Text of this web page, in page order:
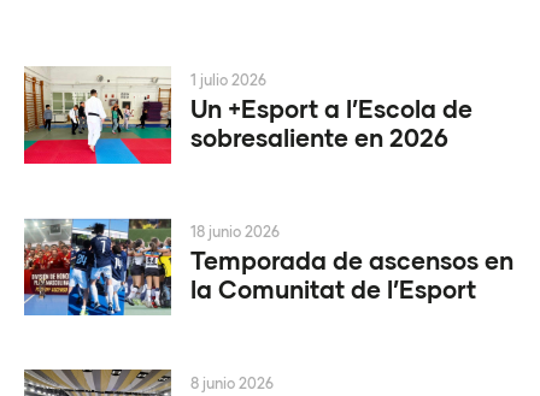
Un +Esport a l’Escola de
sobresaliente en 2026
1 julio 2026
Temporada de ascensos en
la Comunitat de l’Esport
18 junio 2026
8 junio 2026